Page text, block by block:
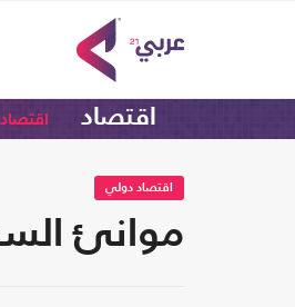
اقتصاد
اقتصاد دولي
موانئ